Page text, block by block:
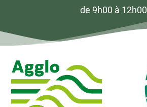
de 9h00 à 12h00